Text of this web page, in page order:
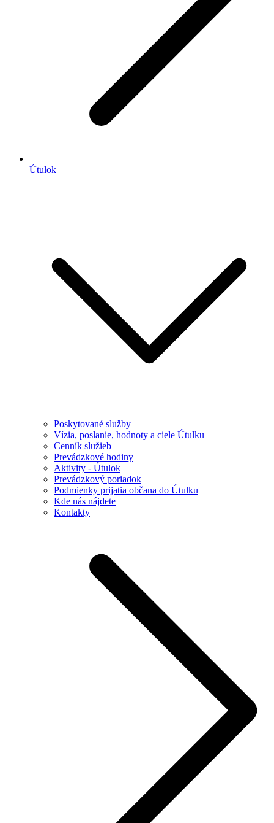
Útulok
Poskytované služby
Vízia, poslanie, hodnoty a ciele Útulku
Cenník služieb
Prevádzkové hodiny
Aktivity - Útulok
Prevádzkový poriadok
Podmienky prijatia občana do Útulku
Kde nás nájdete
Kontakty